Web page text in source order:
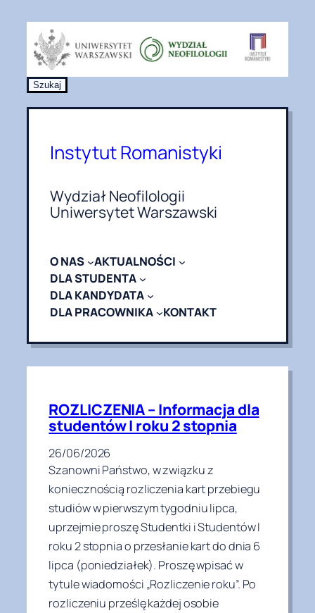
Przejdź
treści
S
u
Szukaj
Instytut Romanistyki
Wydział Neofilologii
Uniwersytet Warszawski
O NAS
AKTUALNOŚCI
DLA STUDENTA
DLA KANDYDATA
DLA PRACOWNIKA
KONTAKT
ROZLICZENIA – Informacja dla
studentów I roku 2 stopnia
26/06/2026
Szanowni Państwo, w związku z
koniecznością rozliczenia kart przebiegu
studiów w pierwszym tygodniu lipca,
uprzejmie proszę Studentki i Studentów I
roku 2 stopnia o przesłanie kart do dnia 6
lipca (poniedziałek). Proszę wpisać w
tytule wiadomości „Rozliczenie roku”. Po
rozliczeniu prześlę każdej osobie